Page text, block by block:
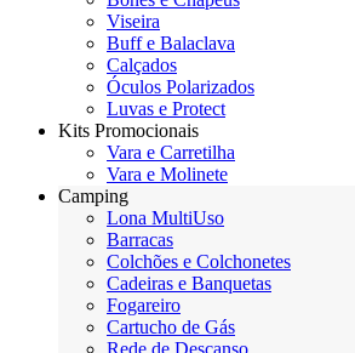
Viseira
Buff e Balaclava
Calçados
Óculos Polarizados
Luvas e Protect
Kits Promocionais
Vara e Carretilha
Vara e Molinete
Camping
Lona MultiUso
Barracas
Colchões e Colchonetes
Cadeiras e Banquetas
Fogareiro
Cartucho de Gás
Rede de Descanso